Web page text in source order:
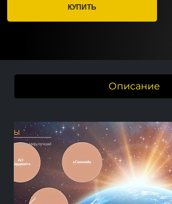
КУПИТЬ
Описание